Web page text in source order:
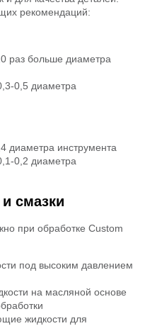
рекомендаций:
раз больше диаметра
0,5 диаметра
диаметра инструмента
0,2 диаметра
смазки
при обработке Custom
под высоким давлением
на масляной основе
жидкости для